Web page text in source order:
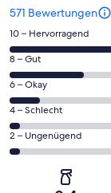
571 Bewertungen
366
von
insgesamt
571
haben
eine
Bewertung
10 – Hervorragend
124
von
insgesamt
571
haben
eine
Bewertung
8 – Gut
50
von
insgesamt
571
6 – Okay
16
von
insgesamt
4 – Schlecht
15
von
insgesamt
2 – Ungenügend